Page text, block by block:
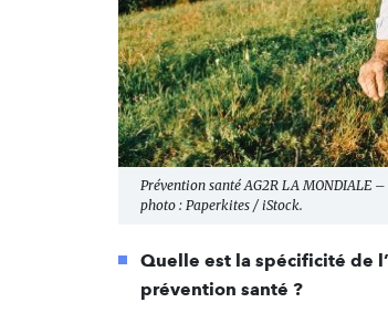
Prévention santé AG2R LA MONDIALE
photo : Paperkites / iStock.
Quelle est la spécificité de
prévention santé ?